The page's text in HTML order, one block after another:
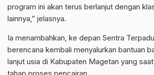
program ini akan terus berlanjut dengan
lainnya,” jelasnya.
Ia menambahkan, ke depan Sentra
berencana kembali menyalurkan bantuan
lanjut usia di Kabupaten Magetan yang
tahap proses pencairan.